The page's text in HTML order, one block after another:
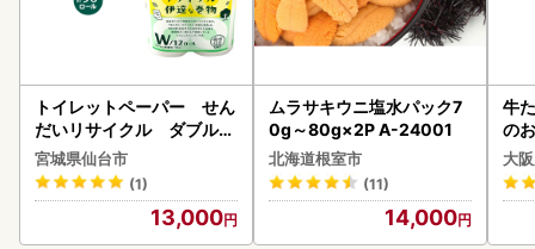
トイレットペーパー せん
だいリサイクル ダブル9
6ロール｜トイレット
宮城県仙台市
(1)
13,000
ムラサキウニ塩水パック7
0g～80g×2P A-24001
北海道根室市
(11)
14,000
牛
の
大